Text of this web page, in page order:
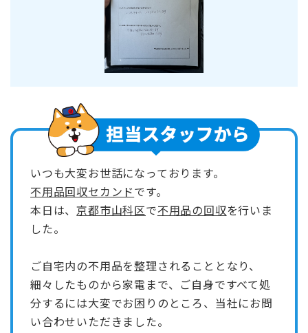
いつも大変お世話になっております。
不用品回収セカンドです。
本日は、京都市山科区で不用品の回収を行いま
した。
ご自宅内の不用品を整理されることとなり、
細々したものから家電まで、ご自身ですべて処
分するには大変でお困りのところ、当社にお問
い合わせいただきました。